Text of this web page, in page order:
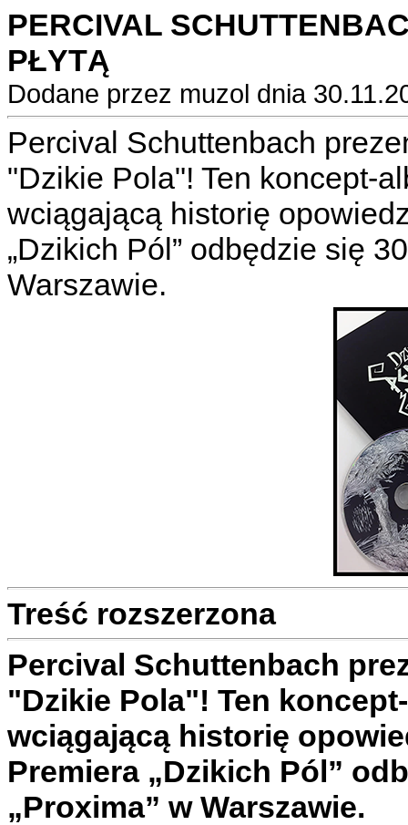
PERCIVAL
PŁYTĄ
Dodane przez muzol dnia
Percival Schuttenbach
"Dzikie Pola"! Ten koncept-
wciągającą historię
„Dzikich Pól” odbędzie się
Warszawie.
Treść rozszerzona
Percival Schuttenbach
"Dzikie Pola"! Ten
wciągającą historię
Premiera „Dzikich Pól”
„Proxima” w Warszawie.